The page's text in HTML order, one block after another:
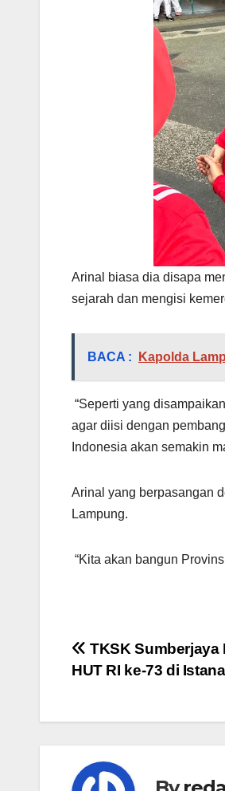
Arinal biasa dia disapa
sejarah dan mengisi
BACA : Kapolda
“Seperti yang
agar diisi dengan
Indonesia akan semakin
Arinal yang berpasangan
Lampung.
“Kita akan bangun
Navigasi
TKSK Sumberjaya
HUT RI ke-73 di